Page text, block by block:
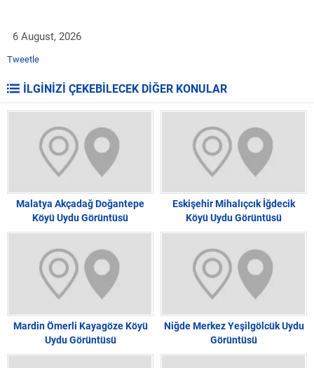
6 August, 2026
Tweetle
İLGİNİZİ ÇEKEBİLECEK DİĞER KONULAR
Malatya Akçadağ Doğantepe
Köyü Uydu Görüntüsü
Eskişehir Mihalıçcık İğdecik
Köyü Uydu Görüntüsü
Mardin Ömerli Kayagöze Köyü
Uydu Görüntüsü
Niğde Merkez Yeşilgölcük Uydu
Görüntüsü